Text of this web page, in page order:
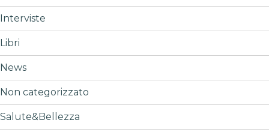
Interviste
Libri
News
Non categorizzato
Salute&Bellezza